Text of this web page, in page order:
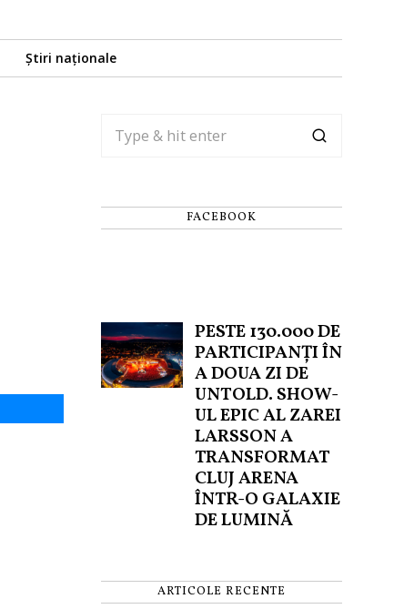
Știri naționale
FACEBOOK
PESTE 130.000 DE
PARTICIPANȚI ÎN
A DOUA ZI DE
UNTOLD. SHOW-
UL EPIC AL ZAREI
LARSSON A
TRANSFORMAT
CLUJ ARENA
ÎNTR-O GALAXIE
DE LUMINĂ
ARTICOLE RECENTE